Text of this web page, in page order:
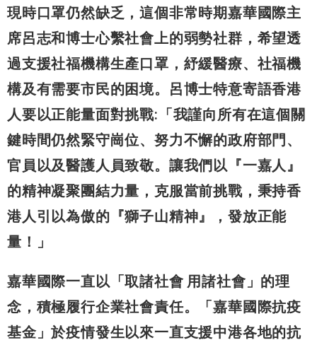
現時口罩仍然缺乏，這個非常時期嘉華國際主
席呂志和博士心繫社會上的弱勢社群，希望透
過支援社福機構生產口罩，紓緩醫療、社福機
構及有需要市民的困境。呂博士特意寄語香港
人要以正能量面對挑戰:「我謹向所有在這個關
鍵時間仍然緊守崗位、努力不懈的政府部門、
官員以及醫護人員致敬。讓我們以『一嘉人』
的精神凝聚團結力量，克服當前挑戰，秉持香
港人引以為傲的『獅子山精神』，發放正能
量！」
嘉華國際一直以「取諸社會 用諸社會」的理
念，積極履行企業社會責任。「嘉華國際抗疫
基金」於疫情發生以來一直支援中港各地的抗